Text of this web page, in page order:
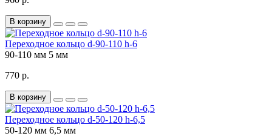
В корзину
Переходное кольцо d-90-110 h-6
90-110 мм 5 мм
770 р.
В корзину
Переходное кольцо d-50-120 h-6,5
50-120 мм 6,5 мм